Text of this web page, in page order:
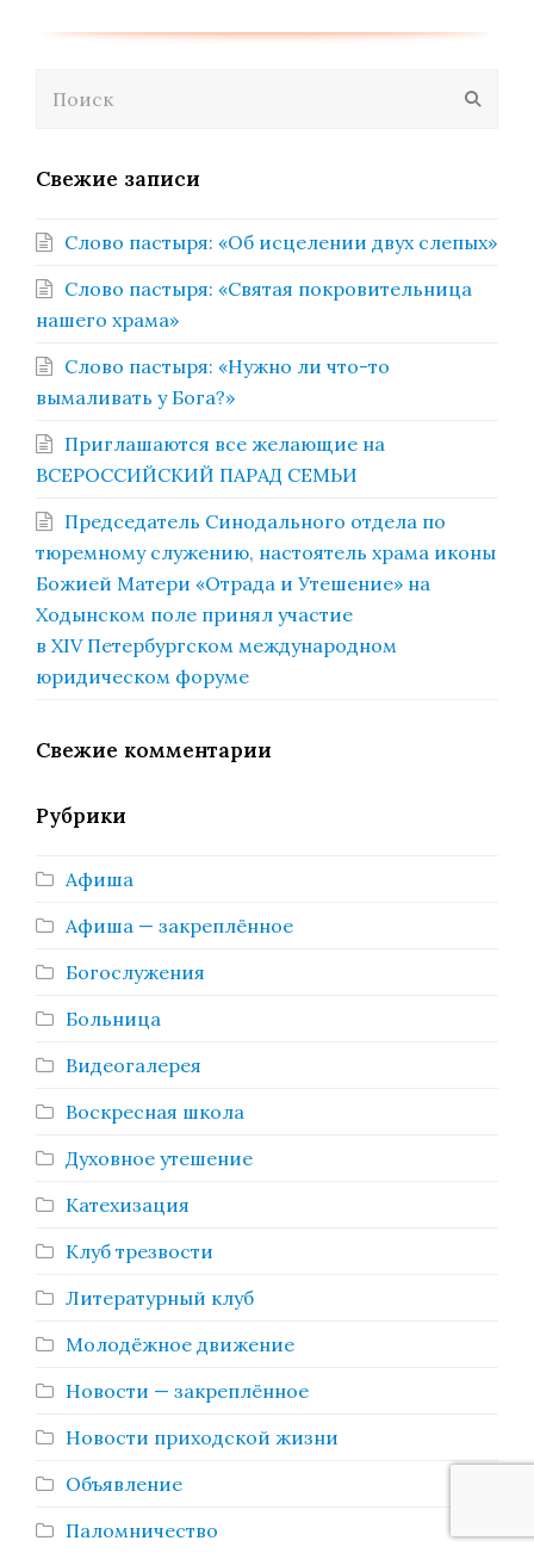
Свежие записи
Слово пастыря: «Об исцелении двух слепых»
Слово пастыря: «Святая покровительница
нашего храма»
Слово пастыря: «Нужно ли что-то
вымаливать у Бога?»
Приглашаются все желающие на
ВСЕРОССИЙСКИЙ ПАРАД СЕМЬИ
Председатель Синодального отдела по
тюремному служению, настоятель храма иконы
Божией Матери «Отрада и Утешение» на
Ходынском поле принял участие
в XIV Петербургском международном
юридическом форуме
Свежие комментарии
Рубрики
Афиша
Афиша — закреплённое
Богослужения
Больница
Видеогалерея
Воскресная школа
Духовное утешение
Катехизация
Клуб трезвости
Литературный клуб
Молодёжное движение
Новости — закреплённое
Новости приходской жизни
Объявление
Паломничество